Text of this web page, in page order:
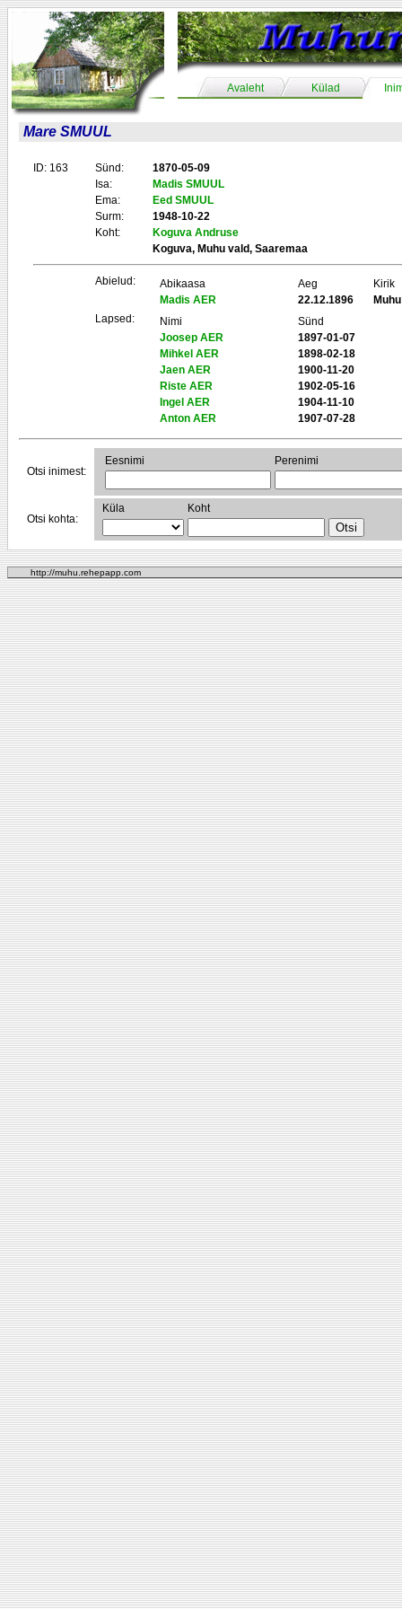
Avaleht Külad
Mare SMUUL
ID: 163 Sünd:
1870-05-09
Isa:
Madis SMUUL
Ema:
Eed SMUUL
Surm:
1948-10-22
Koht:
Koguva Andruse
Koguva, Muhu vald, Saaremaa
Abielud: Abikaasa Aeg
Kirik
Madis AER
22.12.1896
Muhu
Lapsed:
Nimi
Sünd
Joosep AER
1897-01-07
Mihkel AER
1898-02-18
Jaen AER
1900-11-20
Riste AER
1902-05-16
Ingel AER
1904-11-10
Anton AER
1907-07-28
Otsi inimest:
Eesnimi Perenimi
Otsi kohta:
Küla Koht
http://muhu.rehepapp.com